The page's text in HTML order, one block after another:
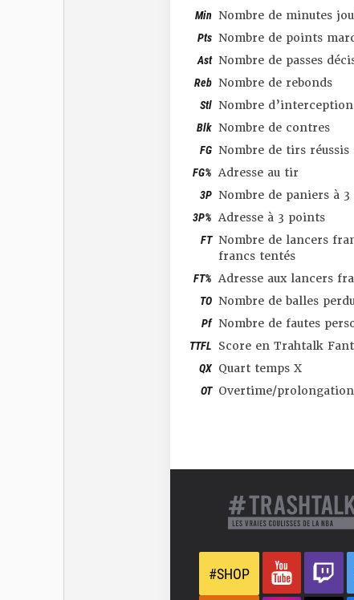
Min Nombre de minutes
Pts Nombre de points
Ast Nombre de passes
Reb Nombre de rebonds
Stl Nombre
Blk Nombre de contres
FG Nombre de tirs
FG% Adresse au tir
3P Nombre de paniers à
3P% Adresse à 3 points
FT Nombre de lancers
francs tentés
FT% Adresse aux lancers
TO Nombre de balles
Pf Nombre de fautes
TTFL Score en Trahtalk
QX Quart temps X
OT Overtime/prolongation
#SHOP